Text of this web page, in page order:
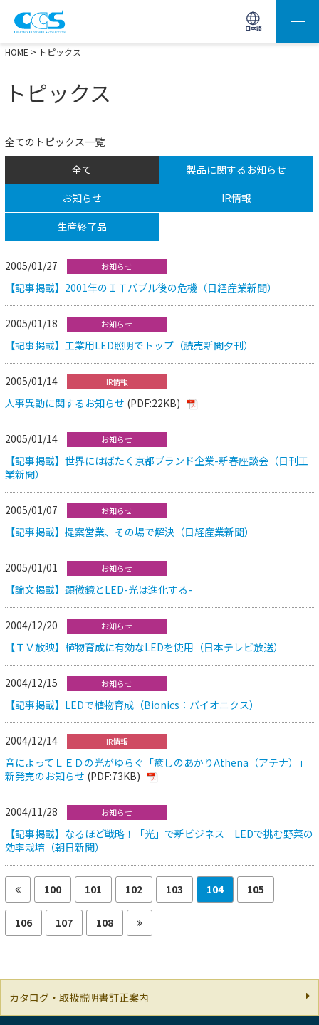
日本語
画像処理用の製品検索 サイト内検索(Enterで実行)
HOME > トピックス
トピックス
全てのトピックス一覧
全て
製品に関するお知らせ
お知らせ
IR情報
生産終了品
2005/01/27 お知らせ
【記事掲載】2001年のＩＴバブル後の危機（日経産業新聞）
2005/01/18 お知らせ
【記事掲載】工業用LED照明でトップ（読売新聞夕刊）
2005/01/14 IR情報
人事異動に関するお知らせ (PDF:22KB)
2005/01/14 お知らせ
【記事掲載】世界にはばたく京都ブランド企業-新春座談会（日刊工
業新聞）
2005/01/07 お知らせ
【記事掲載】提案営業、その場で解決（日経産業新聞）
2005/01/01 お知らせ
【論文掲載】顕微鏡とLED-光は進化する-
2004/12/20 お知らせ
【ＴＶ放映】植物育成に有効なLEDを使用（日本テレビ放送）
2004/12/15 お知らせ
【記事掲載】LEDで植物育成（Bionics：バイオニクス）
2004/12/14 IR情報
音によってＬＥＤの光がゆらぐ「癒しのあかりAthena（アテナ）」
新発売のお知らせ (PDF:73KB)
2004/11/28 お知らせ
【記事掲載】なるほど戦略！「光」で新ビジネス LEDで挑む野菜の
効率栽培（朝日新聞）
100 101 102 103 104 105
106 107 108
カタログ・取扱説明書訂正案内